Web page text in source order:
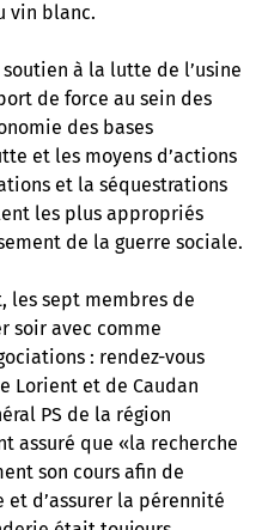
vin blanc.
à la lutte de l’usine
de force au sein des
des bases
et les moyens d’actions
et la séquestrations
les plus appropriés
de la guerre sociale.
les sept membres de
soir avec comme
: rendez-vous
Lorient et de Caudan
PS de la région
assuré que «la recherche
son cours afin de
d’assurer la pérennité